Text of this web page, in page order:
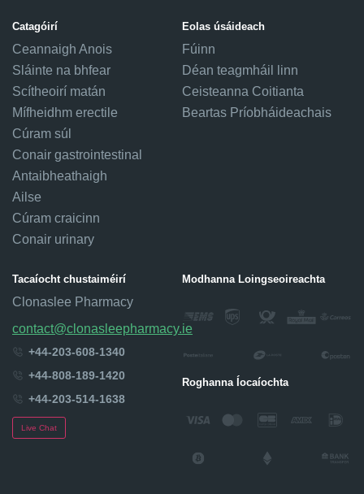
Catagóirí
Ceannaigh Anois
Sláinte na bhfear
Scítheoirí matán
Mífheidhm erectile
Cúram súl
Conair gastrointestinal
Antaibheathaigh
Ailse
Cúram craicinn
Conair urinary
Eolas úsáideach
Fúinn
Déan teagmháil linn
Ceisteanna Coitianta
Beartas Príobháideachais
Tacaíocht chustaiméirí
Clonaslee Pharmacy
contact@clonasleepharmacy.ie
+44-203-608-1340
+44-808-189-1420
+44-203-514-1638
Live Chat
Modhanna Loingseoireachta
Roghanna Íocaíochta